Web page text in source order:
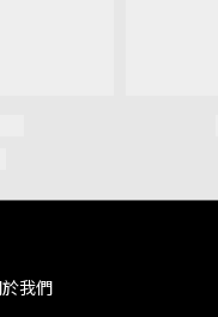
我們